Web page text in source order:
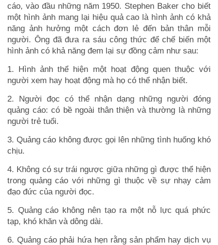
cáo, vào đầu những năm 1950. Stephen Baker cho biết
một hình ảnh mang lại hiệu quả cao là hình ảnh có khả
năng ảnh hưởng một cách đơn lẻ đến bản thân mỗi
người. Ông đã đưa ra sáu công thức để chế biến một
hình ảnh có khả năng đem lại sự đồng cảm như sau:
1. Hình ảnh thể hiện một hoạt động quen thuộc với
người xem hay hoạt động mà họ có thể nhận biết.
2. Người đọc có thể nhận dạng những người đóng
quảng cáo: có bề ngoài thân thiện và thường là những
người trẻ tuổi.
3. Quảng cáo không được gọi lên những tình huống khó
chịu.
4. Không có sự trái ngược giữa những gì được thể hiện
trong quảng cáo với những gì thuộc về sự nhạy cảm
đạo đức của người đọc.
5. Quảng cáo không nên tạo ra một nỗ lực quá phức
tạp, khó khăn và dông dài.
6. Quảng cáo phải hứa hẹn rằng sản phẩm hay dịch vụ